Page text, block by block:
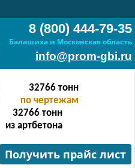
8 (800) 444-79-35
Балашиха и Московская область
info@prom-gbi.ru
131070тонн
по чертежам
131070 тонн
из артбетона
Получить прайс лист